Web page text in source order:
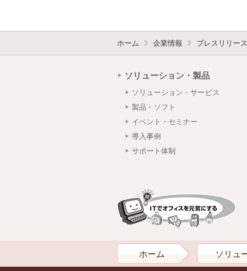
ホーム 企業情報 プレスリリース
ソリューション・製品
ソリューション・サービス
製品・ソフト
イベント・セミナー
導入事例
サポート体制
ホーム ソリュ